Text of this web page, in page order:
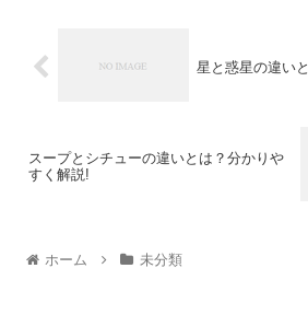
星と惑星の違い
スープとシチューの違いとは？分かりや
すく解説!
ホーム 未分類